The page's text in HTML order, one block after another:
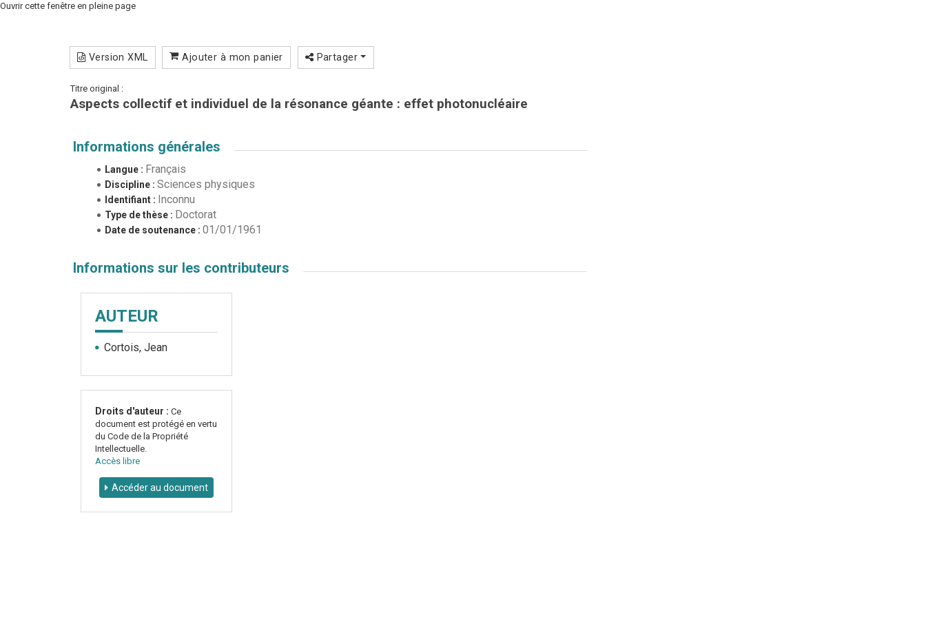
Ouvrir cette fenêtre en pleine page
Version XML Ajouter à mon panier Partager
Titre original :
Aspects collectif et individuel de la résonance géante : effet photonucléaire
Informations générales
Langue : Français
Discipline : Sciences physiques
Identifiant : Inconnu
Type de thèse : Doctorat
Date de soutenance : 01/01/1961
Informations sur les contributeurs
AUTEUR
Cortois, Jean
Droits d'auteur : Ce
document est protégé en vertu
du Code de la Propriété
Intellectuelle.
Accès libre
Accéder au document